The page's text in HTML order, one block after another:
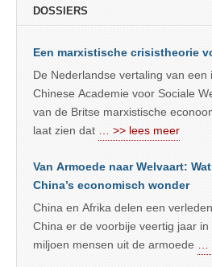
DOSSIERS
Een marxistische crisistheorie
De Nederlandse vertaling van een
Chinese Academie voor Sociale
van de Britse marxistische
laat zien dat … >> lees meer
Van Armoede naar Welvaart:
China’s economisch wonder
China en Afrika delen een
China er de voorbije veertig jaar
miljoen mensen uit de armoede …